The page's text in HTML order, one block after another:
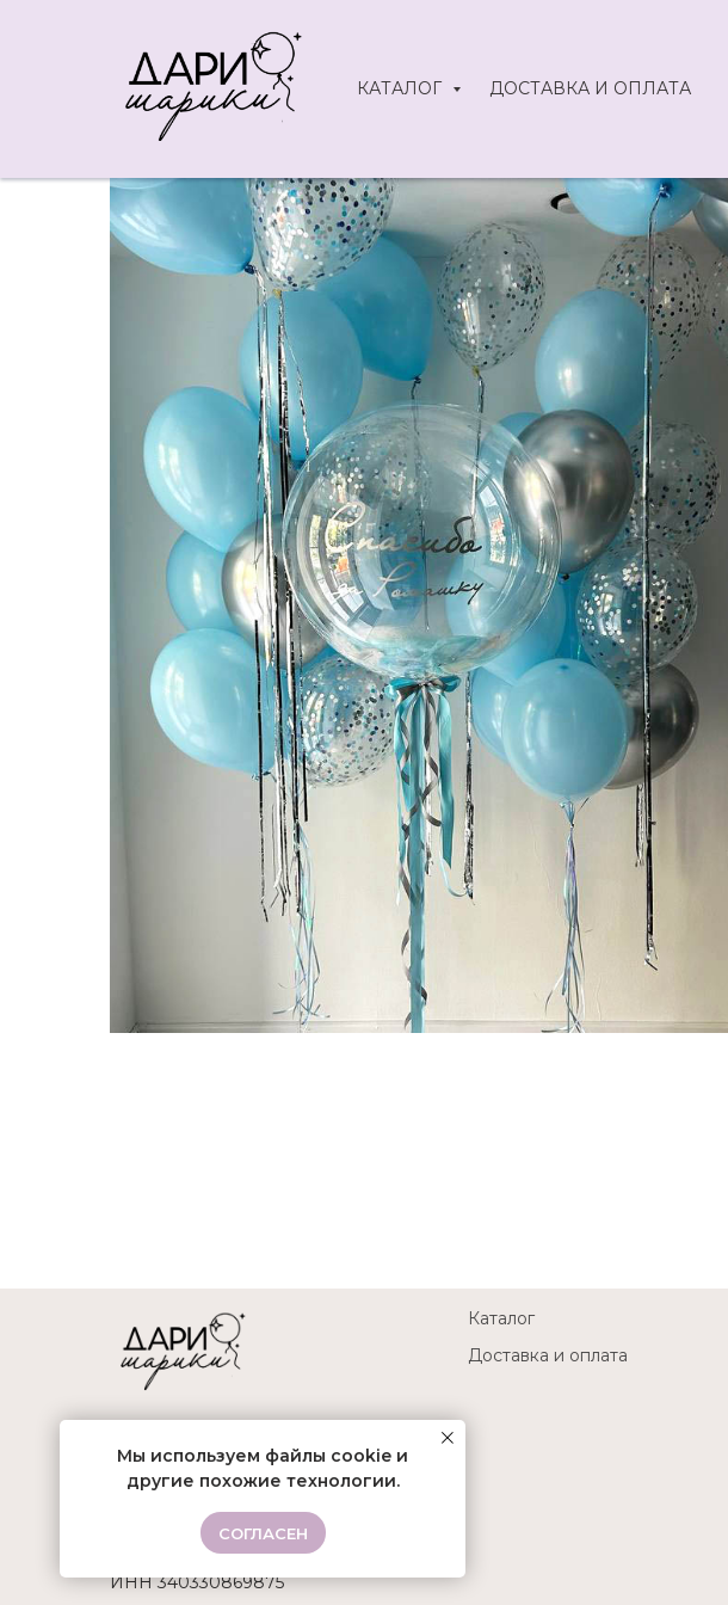
КАТАЛОГ ДОСТАВКА И ОПЛАТА
Мы используем файлы cookie и
другие похожие технологии.
СОГЛАСЕН
Не является публичной офертой.
ИП Клименко Максим Сергеевич
ОГРНИП 314345508700016
ИНН 340330869875
Каталог
Доставка и оплата